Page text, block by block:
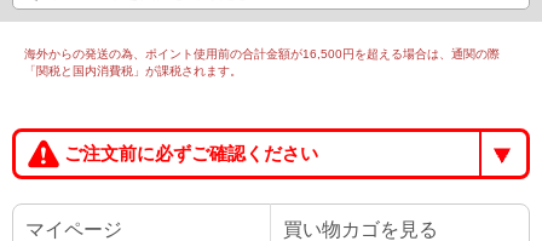
海外からの発送の為、ポイント使用前の合計金額が16,500円を超える場合は、通関の際
「関税と国内消費税」が課税されます。
ご注文前に必ずご確認ください
マイページ 買い物カゴを見る